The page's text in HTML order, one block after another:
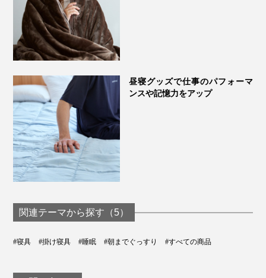
昼寝グッズで仕事のパフォーマ
ンスや記憶力をアップ
関連テーマから探す（5）
#寝具 #掛け寝具 #睡眠 #朝までぐっすり #すべての商品